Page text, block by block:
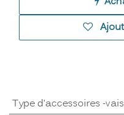
Type d'accessoires -